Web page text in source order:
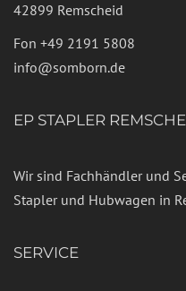
42899 Remscheid
Fon +49 2191 5808
info@somborn.de
EP STAPLER
Wir sind Fachhändler und
Stapler und Hubwagen in
SERVICE